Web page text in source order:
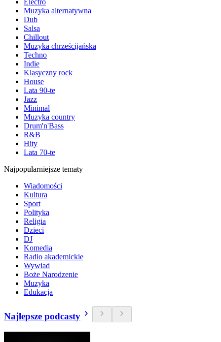
Electro
Muzyka alternatywna
Dub
Salsa
Chillout
Muzyka chrześcijańska
Techno
Indie
Klasyczny rock
House
Lata 90-te
Jazz
Minimal
Muzyka country
Drum'n'Bass
R&B
Hity
Lata 70-te
Najpopularniejsze tematy
Wiadomości
Kultura
Sport
Polityka
Religia
Dzieci
DJ
Komedia
Radio akademickie
Wywiad
Boże Narodzenie
Muzyka
Edukacja
Najlepsze podcasty